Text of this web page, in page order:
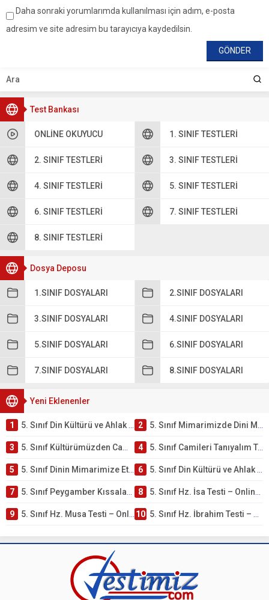
Test Bankası
ONLINE OKUYUCU 1. SINIF TESTLERI
2. SINIF TESTLERI 3. SINIF TESTLERI
4. SINIF TESTLERI 5. SINIF TESTLERI
6. SINIF TESTLERI 7. SINIF TESTLERI
8. SINIF TESTLERI
Dosya Deposu
1.SINIF DOSYALARI 2.SINIF DOSYALARI
3.SINIF DOSYALARI 4.SINIF DOSYALARI
5.SINIF DOSYALARI 6.SINIF DOSYALARI
7.SINIF DOSYALARI 8.SINIF DOSYALARI
Yeni Eklenenler
1 5. Sınıf Din Kültürü ve Ahlak Bilgisi 4. Ünite: Mimarimizde Dini Motifler Çalışmaları 2 5. Sınıf Mimarimizde Dini Motifler Ünite Testi – Online Çöz
3 5. Sınıf Kültürümüzden Cami Örnekleri Testi – Online Çöz 4 5. Sınıf Camileri Tanıyalım Testi – Online Çöz
5 5. Sınıf Dinin Mimarimize Etkisi Testi – Online Çöz 6 5. Sınıf Din Kültürü ve Ahlak Bilgisi 4. Ünite: Peygamber Kıssaları Çalışmaları
7 5. Sınıf Peygamber Kıssaları Ünite Testi – Online Çöz 8 5. Sınıf Hz. İsa Testi – Online Çöz
9 5. Sınıf Hz. Musa Testi – Online Çöz 10 5. Sınıf Hz. İbrahim Testi – Online Çöz
Daha sonraki yorumlarımda kullanılması için adım, e-posta
adresim ve site adresim bu tarayıcıya kaydedilsin.